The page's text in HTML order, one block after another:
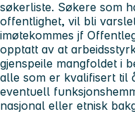
søkerliste. Søkere som
offentlighet, vil bli
imøtekommes jf
opptatt av at
gjenspeile mangfoldet i
alle som er kvalifisert til
eventuell
nasjonal eller etnisk